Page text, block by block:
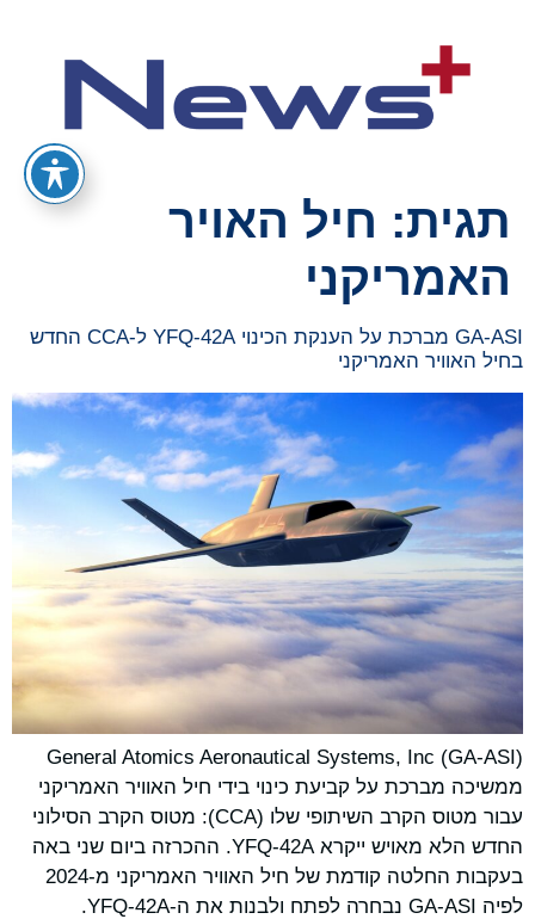
תגית: חיל האויר
האמריקני
GA-ASI מברכת על הענקת הכינוי YFQ-42A ל-CCA החדש
בחיל האוויר האמריקני
General Atomics Aeronautical Systems, Inc (GA-ASI)
ממשיכה מברכת על קביעת כינוי בידי חיל האוויר האמריקני
עבור מטוס הקרב השיתופי שלו (CCA): מטוס הקרב הסילוני
החדש הלא מאויש ייקרא YFQ-42A. ההכרזה ביום שני באה
בעקבות החלטה קודמת של חיל האוויר האמריקני מ-2024
לפיה GA-ASI נבחרה לפתח ולבנות את ה-YFQ-42A.